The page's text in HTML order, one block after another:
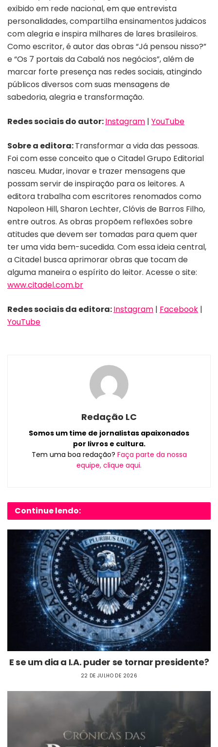
exibido em rede nacional, em que entrevista
personalidades, compartilha ensinamentos judaicos
com alegria e inspira milhares de lares brasileiros.
Como escritor, é autor das obras “Já pensou nisso?”
e “Os 7 portais da Cabalá nos negócios”, além de
marcar forte presença nas redes sociais, atingindo
públicos diversos com suas mensagens de
sabedoria, alegria e transformação.
Redes sociais do autor:Instagram | YouTube
Sobre a editora:Transformar a vida das pessoas.
Foi com esse conceito que o Citadel Grupo Editorial
nasceu. Mudar, inovar e trazer mensagens que
possam servir de inspiração para os leitores. A
editora trabalha com escritores renomados como
Napoleon Hill, Sharon Lechter, Clóvis de Barros Filho,
entre outros. As obras propõem reflexões sobre
atitudes que devem ser tomadas para quem quer
ter uma vida bem-sucedida. Com essa ideia central,
a Citadel busca aprimorar obras que tocam de
alguma maneira o espírito do leitor. Acesse o site:
www.citadel.com.br
Redes sociais da editora:Instagram | Facebook |
YouTube
Redação LC
Somos um time de jornalistas apaixonados
por livros e cultura.
Tem uma boa redação? Faça parte da nossa
equipe, clique aqui.
Continue lendo:
E se um dia a I.A. puder se tornar presidente?
22 DE JULHO DE 2026